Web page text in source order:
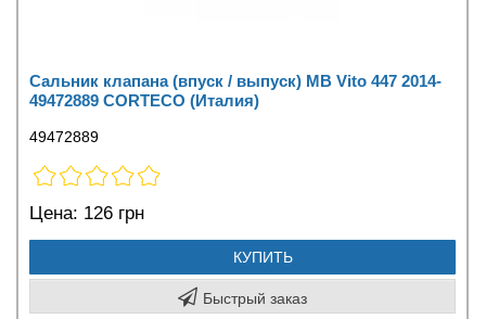
Сальник клапана (впуск / выпуск) MB Vito 447 2014-
49472889 CORTECO (Италия)
49472889
Цена: 126 грн
КУПИТЬ
Быстрый заказ